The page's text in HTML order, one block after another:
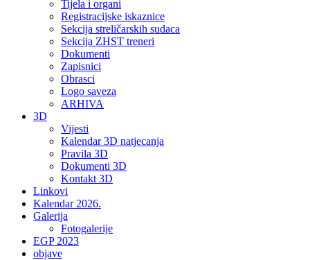
Tijela i organi
Registracijske iskaznice
Sekcija streličarskih sudaca
Sekcija ZHST treneri
Dokumenti
Zapisnici
Obrasci
Logo saveza
ARHIVA
3D
Vijesti
Kalendar 3D natjecanja
Pravila 3D
Dokumenti 3D
Kontakt 3D
Linkovi
Kalendar 2026.
Galerija
Fotogalerije
EGP 2023
objave